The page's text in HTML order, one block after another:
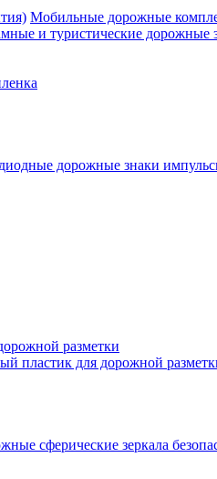
Мобильные дорожные
и туристические дорожные
дорожные знаки
разметки
пластик для дорожной
сферические зеркала